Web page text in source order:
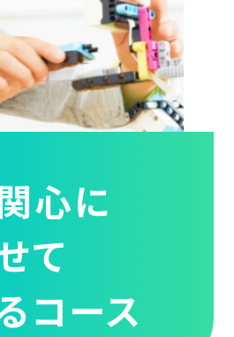
心に
て
コース